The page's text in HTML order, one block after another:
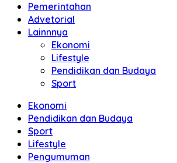
Pemerintahan
Advetorial
Lainnnya
Ekonomi
Lifestyle
Pendidikan dan Budaya
Sport
Ekonomi
Pendidikan dan Budaya
Sport
Lifestyle
Pengumuman